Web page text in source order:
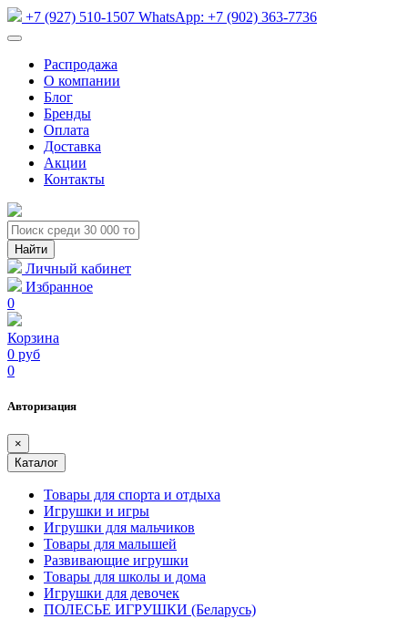
+7 (927) 510-1507 WhatsApp: +7 (902) 363-7736
Распродажа
О компании
Блог
Бренды
Оплата
Доставка
Акции
Контакты
Личный кабинет
Избранное
0
Корзина
0 руб
0
Авторизация
×
Каталог
Товары для спорта и отдыха
Игрушки и игры
Игрушки для мальчиков
Товары для малышей
Развивающие игрушки
Товары для школы и дома
Игрушки для девочек
ПОЛЕСЬЕ ИГРУШКИ (Беларусь)